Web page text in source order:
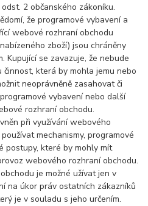
2 občanského zákoníku.
že programové vybavení a
webové rozhraní obchodu
zboží) jsou chráněny
Kupující se zavazuje, že nebude
činnost, která by mohla jemu nebo
neoprávněně zasahovat či
vybavení nebo další
rozhraní obchodu.
při využívání webového
mechanismy, programové
postupy, které by mohly mít
webového rozhraní obchodu.
je možné užívat jen v
na úkor práv ostatních zákazníků
je v souladu s jeho určením.